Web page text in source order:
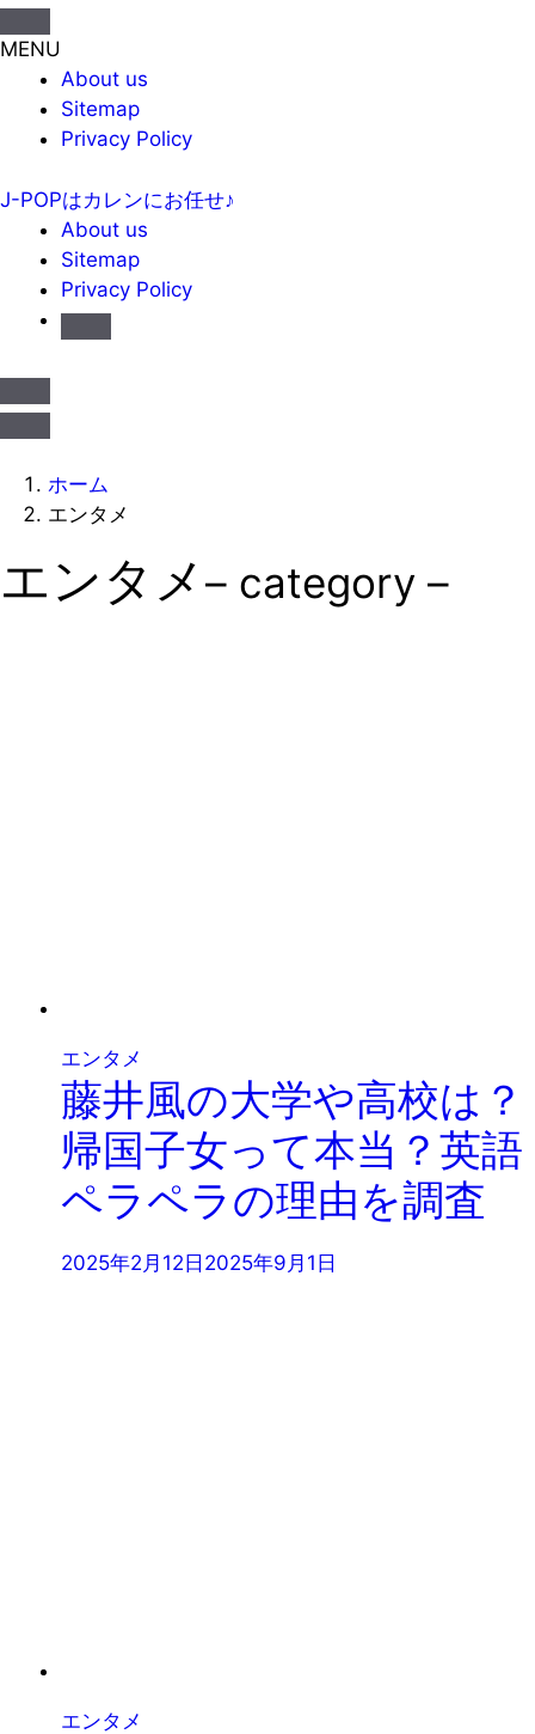
MENU
About us
Sitemap
Privacy Policy
J-POPはカレンにお任せ♪
About us
Sitemap
Privacy Policy
ホーム
エンタメ
エンタメ– category –
エンタメ
藤井風の大学や高校は？
帰国子女って本当？英語
ペラペラの理由を調査
2025年2月12日 2025年9月1日
エンタメ